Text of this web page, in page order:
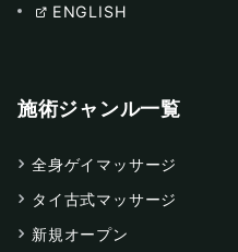
ENGLISH
施術ジャンル一覧
全身ゲイマッサージ
タイ古式マッサージ
新規オープン